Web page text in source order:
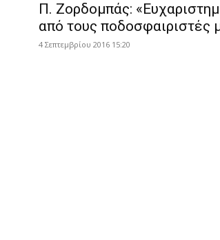
Π. Ζορδoμπάς:
από τους ποδοσφαιριστές
4 Σεπτεμβρίου 2016 15:20